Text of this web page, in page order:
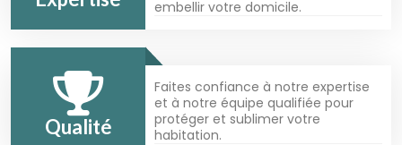
embellir votre domicile.
Qualité
Faites confiance à notre expertise
et à notre équipe qualifiée pour
protéger et sublimer votre
habitation.